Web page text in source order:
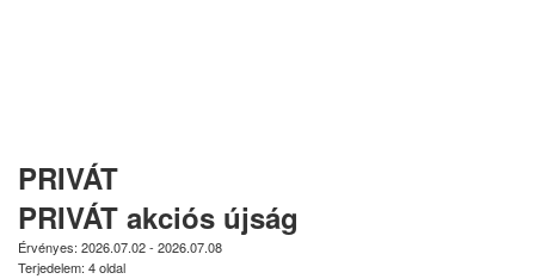
PRIVÁT
PRIVÁT akciós újság
Érvényes: 2026.07.02 - 2026.07.08
Terjedelem: 4 oldal